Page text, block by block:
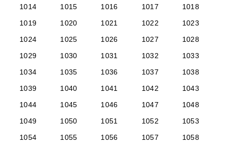
1014
1015 1016 1017
1018
1019
1020 1021 1022
1023
1024
1025 1026 1027
1028
1029
1030 1031 1032
1033
1034
1035 1036 1037
1038
1039
1040 1041 1042
1043
1044
1045 1046 1047
1048
1049
1050 1051 1052
1053
1054
1055 1056 1057
1058